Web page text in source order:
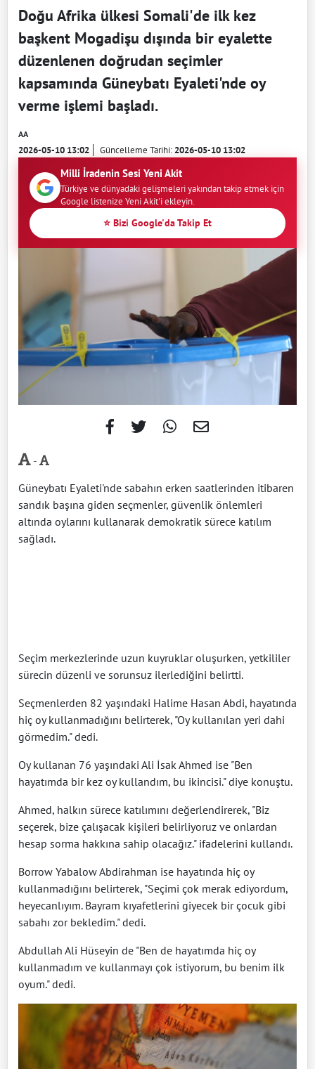
Doğu Afrika ülkesi Somali'de ilk kez
başkent Mogadişu dışında bir eyalette
düzenlenen doğrudan seçimler
kapsamında Güneybatı Eyaleti'nde oy
verme işlemi başladı.
AA
2026-05-10 13:02 Güncelleme Tarihi:2026-05-10 13:02
Milli İradenin Sesi Yeni Akit
Türkiye ve dünyadaki gelişmeleri yakından takip etmek için
Google listenize Yeni Akit'i ekleyin.
⭐ Bizi Google'da Takip Et
-
Güneybatı Eyaleti'nde sabahın erken saatlerinden itibaren
sandık başına giden seçmenler, güvenlik önlemleri
altında oylarını kullanarak demokratik sürece katılım
sağladı.
Seçim merkezlerinde uzun kuyruklar oluşurken, yetkililer
sürecin düzenli ve sorunsuz ilerlediğini belirtti.
Seçmenlerden 82 yaşındaki Halime Hasan Abdi, hayatında
hiç oy kullanmadığını belirterek, "Oy kullanılan yeri dahi
görmedim." dedi.
Oy kullanan 76 yaşındaki Ali İsak Ahmed ise "Ben
hayatımda bir kez oy kullandım, bu ikincisi." diye konuştu.
Ahmed, halkın sürece katılımını değerlendirerek, "Biz
seçerek, bize çalışacak kişileri belirliyoruz ve onlardan
hesap sorma hakkına sahip olacağız." ifadelerini kullandı.
Borrow Yabalow Abdirahman ise hayatında hiç oy
kullanmadığını belirterek, "Seçimi çok merak ediyordum,
heyecanlıyım. Bayram kıyafetlerini giyecek bir çocuk gibi
sabahı zor bekledim." dedi.
Abdullah Ali Hüseyin de "Ben de hayatımda hiç oy
kullanmadım ve kullanmayı çok istiyorum, bu benim ilk
oyum." dedi.